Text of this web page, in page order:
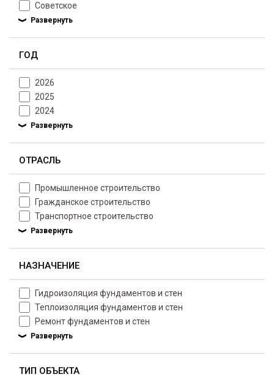
Советское
ГОД
2026
2025
2024
ОТРАСЛЬ
Промышленное строительство
Гражданское строительство
Транспортное строительство
НАЗНАЧЕНИЕ
Гидроизоляция фундаментов и стен
Теплоизоляция фундаментов и стен
Ремонт фундаментов и стен
ТИП ОБЪЕКТА